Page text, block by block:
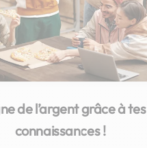
de l’argent grâce à tes
connaissances !